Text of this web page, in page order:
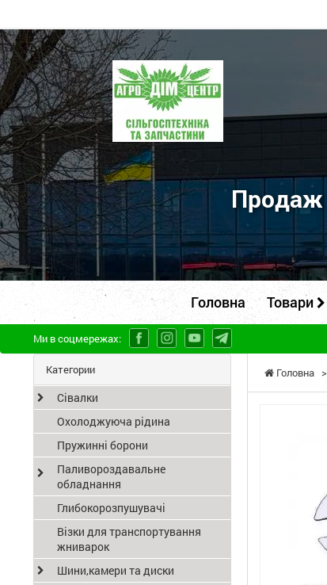
ПП
"Агродім-
центр"
-
продаж
сільськогосподарської
техніки
та
запчастин
Продаж
Головна Товари
Ми в соцмережах:
Головна >
Категории
Сівалки
Охолоджуюча рідина
Пружинні борони
Паливороздавальне
обладнання
Глибокорозпушувачі
Візки для транспортування
жниварок
Шини,камери та диски